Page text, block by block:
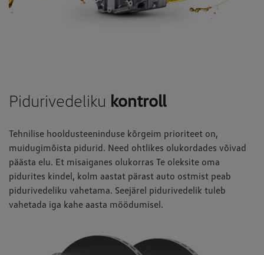
Pidurivedeliku kontroll
Tehnilise hooldusteeninduse kõrgeim prioriteet on,
muidugimõista pidurid. Need ohtlikes olukordades võivad
päästa elu. Et misaiganes olukorras Te oleksite oma
pidurites kindel, kolm aastat pärast auto ostmist peab
pidurivedeliku vahetama. Seejärel pidurivedelik tuleb
vahetada iga kahe aasta möödumisel.